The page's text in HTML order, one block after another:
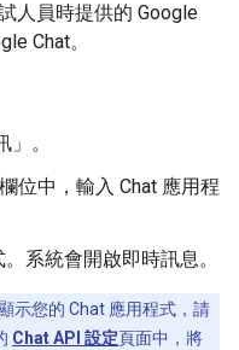
人員時提供的 Google
Chat。
。
欄位中，輸入 Chat 應用程
系統會開啟即時訊息。
示您的 Chat 應用程式，請
Chat API 設定頁面中，將